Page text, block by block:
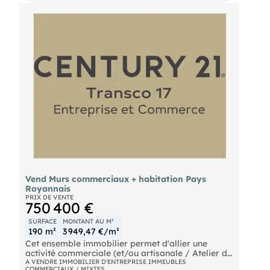
offre une opportunité rare avec une rentabilité
Merci de nous contacter si vous souhaitez recevoir
le dossier complet.
Vend Murs commerciaux + habitation Pays
Royannais
PRIX DE VENTE
750 400 €
SURFACE
190 m²
MONTANT AU M²
3 949,47 €/m²
Cet ensemble immobilier permet d'allier une
activité commerciale (et/ou artisanale / Atelier de
190m2) et une qualité de vie avec une grande
A VENDRE IMMOBILIER D'ENTREPRISE IMMEUBLES